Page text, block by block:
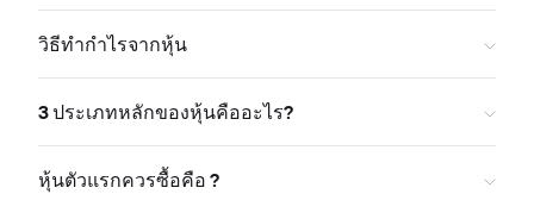
วิธีทำกำไรจากหุ้น
3 ประเภทหลักของหุ้นคืออะไร?
หุ้นตัวแรกควรซื้อคือ ?